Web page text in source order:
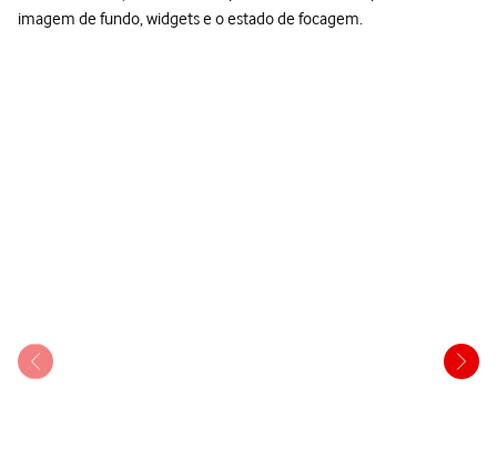
imagem de fundo, widgets e o estado de focagem.